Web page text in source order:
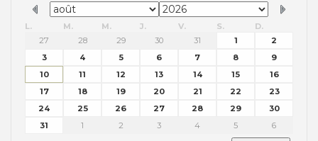
L. M. M. J. V. S.
D.
27
28 29 30 31 1
2
3
4 5 6 7 8
9
10
11 12 13 14 15
16
17
18 19 20 21 22
23
24
25 26 27 28 29
30
31
1 2 3 4 5 6